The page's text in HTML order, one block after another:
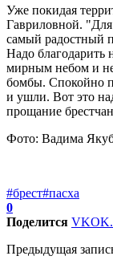
Уже покидая
Гавриловной.
самый радостный
Надо благодарить
мирным небом и не
бомбы. Спокойно
и ушли. Вот это
прощание
Фото: Вадима
#брест#пасха
0
Поделится VK
Предыдущая